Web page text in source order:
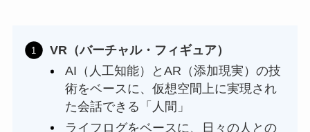
VR（バーチャル・フィギュア）
AI（人工知能）とAR（添加現実）の技
術をベースに、仮想空間上に実現され
た会話できる「人間」
ライフログをベースに、日々の人との